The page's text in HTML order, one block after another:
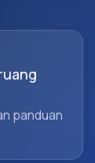
panduan